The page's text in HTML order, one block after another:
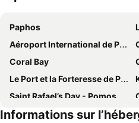
Paphos
Aéroport International de Paphos
Coral Bay
Le Port et la Forteresse de Paphos
Saint Rafael’s Day - Pomos
Latchi
Informations sur